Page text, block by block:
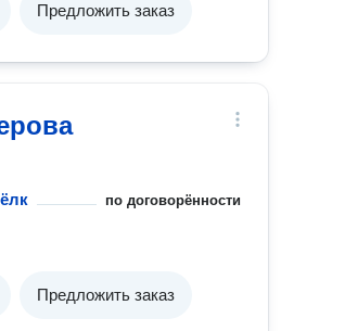
Предложить заказ
по договорённости
Предложить заказ